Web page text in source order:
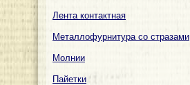
Лента контактная
Металлофурнитура со стразами
Молнии
Пайетки